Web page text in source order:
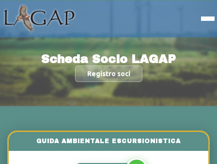
Scheda Socio LAGAP
Registro soci